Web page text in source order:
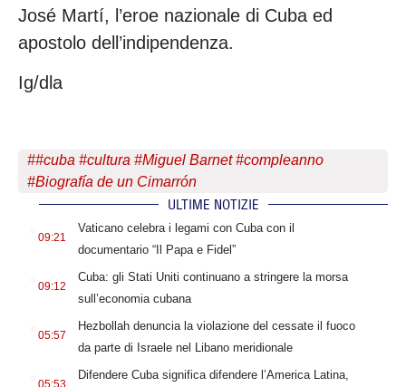
José Martí, l’eroe nazionale di Cuba ed
apostolo dell’indipendenza.
Ig/dla
##cuba #cultura #Miguel Barnet #compleanno
#Biografía de un Cimarrón
ULTIME NOTIZIE
09:21
Vaticano celebra i legami con Cuba con il
documentario “Il Papa e Fidel”
09:12
Cuba: gli Stati Uniti continuano a stringere la morsa
sull’economia cubana
05:57
Hezbollah denuncia la violazione del cessate il fuoco
da parte di Israele nel Libano meridionale
05:53
Difendere Cuba significa difendere l’America Latina,